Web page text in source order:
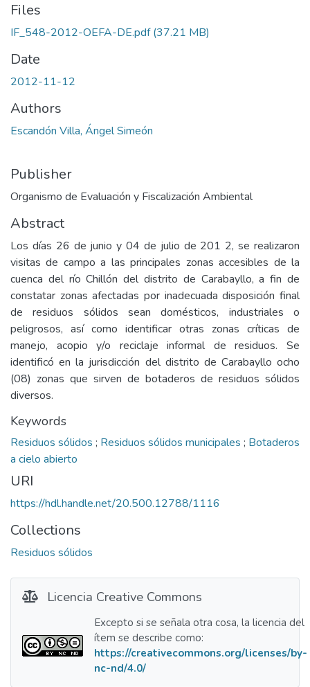
Files
IF_548-2012-OEFA-DE.pdf(37.21 MB)
Date
2012-11-12
Authors
Escandón Villa, Ángel Simeón
Publisher
Organismo de Evaluación y Fiscalización Ambiental
Abstract
Los días 26 de junio y 04 de julio de 201 2, se realizaron
visitas de campo a las principales zonas accesibles de la
cuenca del río Chillón del distrito de Carabayllo, a fin de
constatar zonas afectadas por inadecuada disposición final
de residuos sólidos sean domésticos, industriales o
peligrosos, así como identificar otras zonas críticas de
manejo, acopio y/o reciclaje informal de residuos. Se
identificó en la jurisdicción del distrito de Carabayllo ocho
(08) zonas que sirven de botaderos de residuos sólidos
diversos.
Keywords
Residuos sólidos ; Residuos sólidos municipales ; Botaderos
a cielo abierto
URI
https://hdl.handle.net/20.500.12788/1116
Collections
Residuos sólidos
Licencia Creative Commons
Excepto si se señala otra cosa, la licencia del
ítem se describe como:
https://creativecommons.org/licenses/by-
nc-nd/4.0/